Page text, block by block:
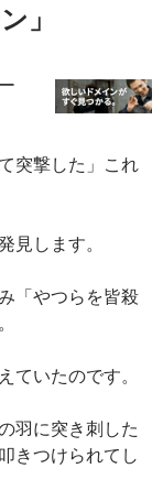
」
突撃した」これ
見します。
「やつらを皆殺
ていたのです。
羽に突き刺した
きつけられてし